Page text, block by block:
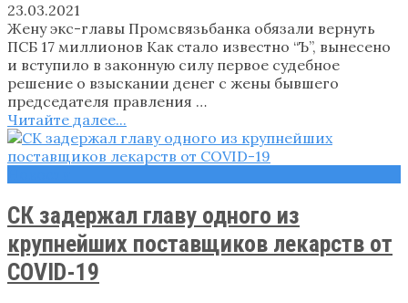
23.03.2021
Жену экс-главы Промсвязьбанка обязали вернуть
ПСБ 17 миллионов Как стало известно “Ъ”, вынесено
и вступило в законную силу первое судебное
решение о взыскании денег с жены бывшего
председателя правления …
Читайте далее...
СК задержал главу одного из
крупнейших поставщиков лекарств от
COVID-19